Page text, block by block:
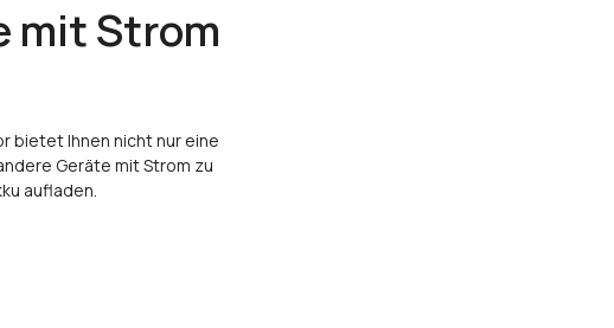
mit Strom
bietet Ihnen nicht nur eine
Geräte mit Strom zu
aufladen.